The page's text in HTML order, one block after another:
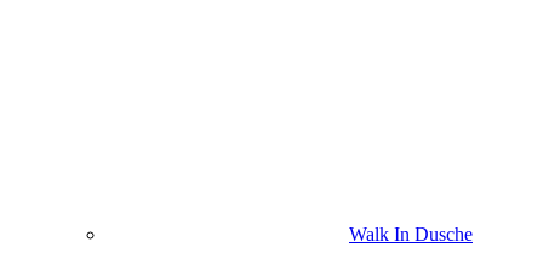
Walk In Dusche